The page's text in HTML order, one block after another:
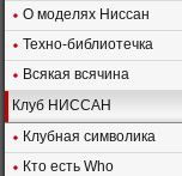
О моделях Ниссан
Техно-библиотечка
Всякая всячина
Клуб НИССАН
Клубная символика
Кто есть Who